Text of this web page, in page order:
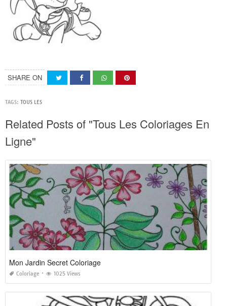
SHARE ON
TAGS: TOUS LES
Related Posts of "Tous Les Coloriages En
Ligne"
Mon Jardin Secret Coloriage
Coloriage 1025 Views